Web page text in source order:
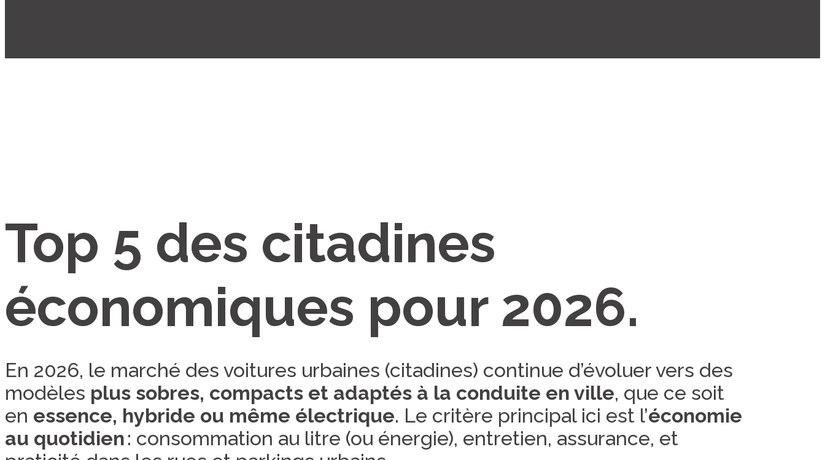
Top 5 des citadines
économiques pour 2026.
En 2026, le marché des voitures urbaines (citadines) continue d’évoluer vers des
modèles plus sobres, compacts et adaptés à la conduite en ville, que ce soit
en essence, hybride ou même électrique. Le critère principal ici est l’économie
au quotidien: consommation au litre (ou énergie), entretien, assurance, et